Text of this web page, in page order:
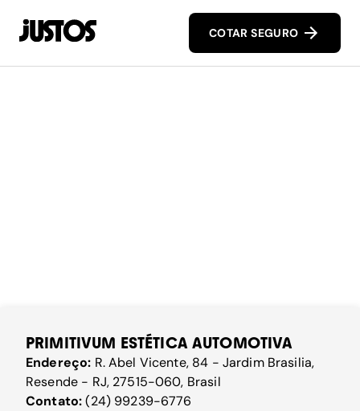
COTAR SEGURO
PRIMITIVUM ESTÉTICA AUTOMOTIVA
Endereço: R. Abel Vicente, 84 - Jardim Brasilia,
Resende - RJ, 27515-060, Brasil
Contato:(24) 99239-6776